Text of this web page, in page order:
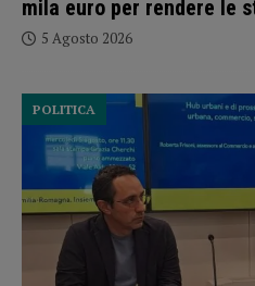
mila euro per rendere le
5 Agosto 2026
POLITICA